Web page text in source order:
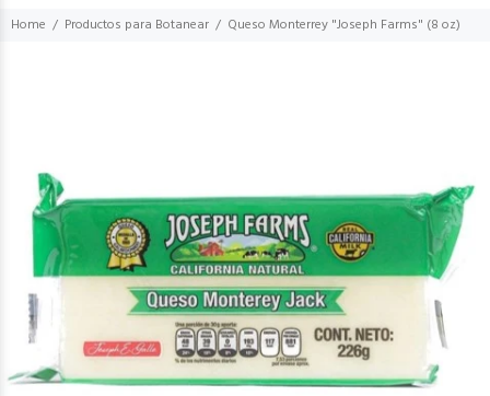
Home Productos para Botanear Queso Monterrey "Joseph Farms" (8 oz)